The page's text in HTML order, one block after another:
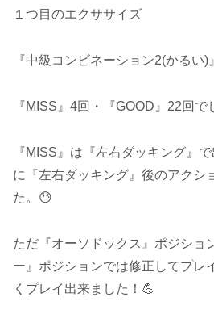
１つ目のエクササイズ
『中級コンビネーション2(かるい)
『MISS』4回・『GOOD』22回で
『MISS』は『左右ダッキング』
に『左右ダッキング』後のアクシ
た。😓
ただ『オーソドックス』ポジショ
ー』ポジションでは修正してプレ
くプレイ出来ました！💪